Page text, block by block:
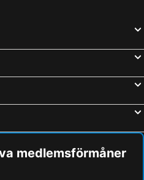
medlemsförmåner